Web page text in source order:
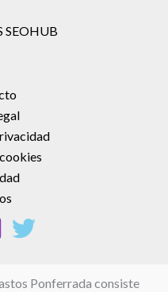
SEOHUB
Ponferrada consiste